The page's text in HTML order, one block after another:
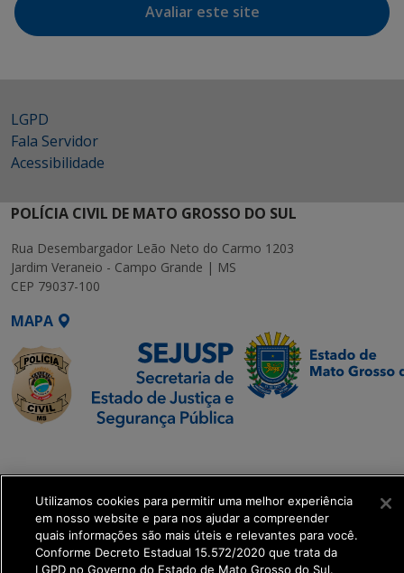
Avaliar este site
LGPD
Fala Servidor
Acessibilidade
POLÍCIA CIVIL DE MATO GROSSO DO SUL
Rua Desembargador Leão Neto do Carmo 1203
Jardim Veraneio - Campo Grande | MS
CEP 79037-100
MAPA
Executiva de
Transformação Digital
get_footer();
Utilizamos cookies para permitir uma melhor experiência
em nosso website e para nos ajudar a compreender
quais informações são mais úteis e relevantes para você.
Conforme Decreto Estadual 15.572/2020 que trata da
LGPD no Governo do Estado de Mato Grosso do Sul.